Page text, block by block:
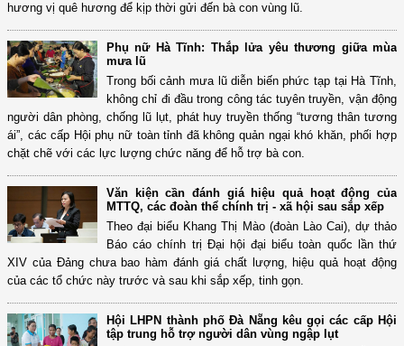
hương vị quê hương để kịp thời gửi đến bà con vùng lũ.
Phụ nữ Hà Tĩnh: Thắp lửa yêu thương giữa mùa
mưa lũ
Trong bối cảnh mưa lũ diễn biến phức tạp tại Hà Tĩnh,
không chỉ đi đầu trong công tác tuyên truyền, vận động
người dân phòng, chống lũ lụt, phát huy truyền thống “tương thân tương
ái”, các cấp Hội phụ nữ toàn tỉnh đã không quản ngại khó khăn, phối hợp
chặt chẽ với các lực lượng chức năng để hỗ trợ bà con.
Văn kiện cần đánh giá hiệu quả hoạt động của
MTTQ, các đoàn thể chính trị - xã hội sau sắp xếp
Theo đại biểu Khang Thị Mào (đoàn Lào Cai), dự thảo
Báo cáo chính trị Đại hội đại biểu toàn quốc lần thứ
XIV của Đảng chưa bao hàm đánh giá chất lượng, hiệu quả hoạt động
của các tổ chức này trước và sau khi sắp xếp, tinh gọn.
Hội LHPN thành phố Đà Nẵng kêu gọi các cấp Hội
tập trung hỗ trợ người dân vùng ngập lụt